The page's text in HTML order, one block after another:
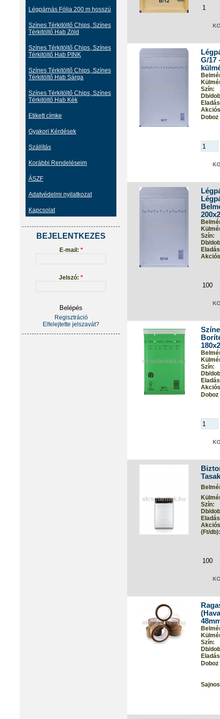
Légpárnás Fólia 200 m hosszú
Színes Térkitöltő Chips, Színes
Térkitöltő Hab Zöld
Színes Térkitöltő Chips, Színes
Térkitöltő Hab PINK
Színes Térkitöltő Chips, Színes
Térkitöltő Hab Sárga
Színes Térkitöltő Chips, Színes
Térkitöltő Hab Kék
Etikett címke
Gyakori Kérdések
Szállítás
Korábbi Rendeléseim
ÁSZF
Adatvédelmi nyilatkozat
Kapcsolat
BEJELENTKEZÉS
E-mail: *
Jelszó: *
Regisztráció
Elfelejtette jelszavát?
G/17
Szín:
Db/
Szín:
Db/
Szín:
Db/
Szín:
Db/
(Ft/db):
Szín:
Db/